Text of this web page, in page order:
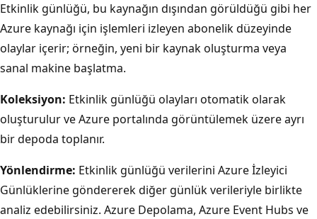
Etkinlik günlüğü, bu kaynağın dışından görüldüğü gibi her
Azure kaynağı için işlemleri izleyen abonelik düzeyinde
olaylar içerir; örneğin, yeni bir kaynak oluşturma veya
sanal makine başlatma.
Koleksiyon: Etkinlik günlüğü olayları otomatik olarak
oluşturulur ve Azure portalında görüntülemek üzere ayrı
bir depoda toplanır.
Yönlendirme: Etkinlik günlüğü verilerini Azure İzleyici
Günlüklerine göndererek diğer günlük verileriyle birlikte
analiz edebilirsiniz. Azure Depolama, Azure Event Hubs ve